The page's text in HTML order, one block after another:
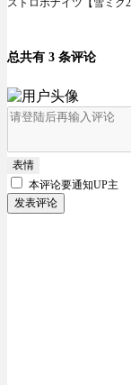
ストロボナイツ【雪ミク
总共有 3 条评论
表情
本评论要通知UP主
发表评论